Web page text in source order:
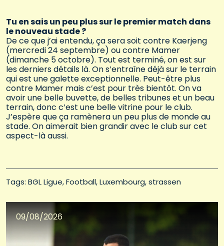
Tu en sais un peu plus sur le premier match dans
le nouveau stade ?
De ce que j’ai entendu, ça sera soit contre Kaerjeng
(mercredi 24 septembre) ou contre Mamer
(dimanche 5 octobre). Tout est terminé, on est sur
les derniers détails là. On s’entraîne déjà sur le terrain
qui est une galette exceptionnelle. Peut-être plus
contre Mamer mais c’est pour très bientôt. On va
avoir une belle buvette, de belles tribunes et un beau
terrain, donc c’est une belle vitrine pour le club.
J’espère que ça ramènera un peu plus de monde au
stade. On aimerait bien grandir avec le club sur cet
aspect-là aussi.
Tags: BGL Ligue Football Luxembourg strassen
09/08/2026